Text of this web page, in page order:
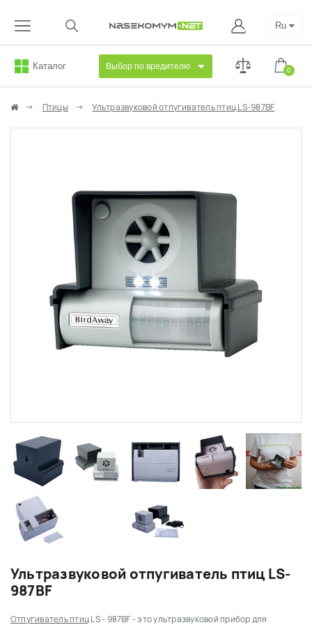
Каталог Выбор по вредителю 0
Ru
Птицы Ультразвуковой отпугиватель птиц LS-987BF
Ультразвуковой отпугиватель птиц LS-
987BF
Отпугиватель птицLS - 987BF- это ультразвуковой прибор для